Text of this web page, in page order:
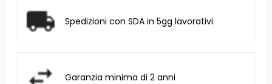
Spedizioni con SDA in 5gg lavorativi
Garanzia minima di 2 anni